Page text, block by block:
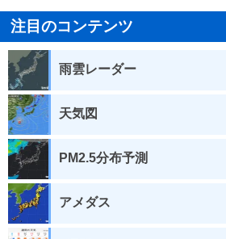
注目のコンテンツ
雨雲レーダー
天気図
PM2.5分布予測
アメダス